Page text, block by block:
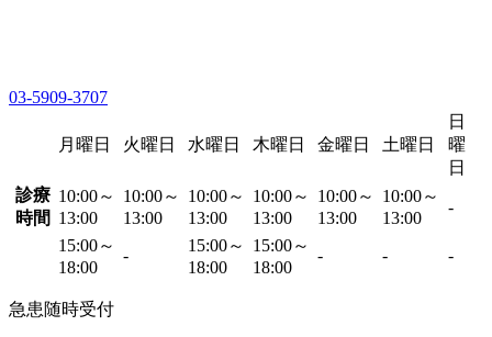
03-5909-3707
月曜日 火曜日 水曜日 木曜日 金曜日 土曜日
日
曜
日
診療
時間
10:00～
13:00
10:00～
13:00
10:00～
13:00
10:00～
13:00
10:00～
13:00
10:00～
13:00
-
15:00～
18:00
-
15:00～
18:00
15:00～
18:00
- - -
急患随時受付